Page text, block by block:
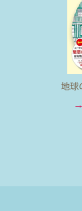
地球
→